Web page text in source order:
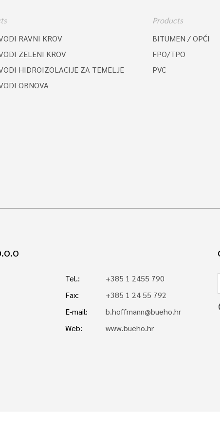
RAVNI KROV
ZELENI KROV
HIDROIZOLACIJE ZA TEMELJE
OBNOVA
Products
BITUMEN / OPĆI
FPO/TPO
PVC
Tel.:
+385 1 2455 790
Fax:
+385 1 24 55 792
E-mail:
b.hoffmann@bueho.hr
Web:
www.bueho.hr